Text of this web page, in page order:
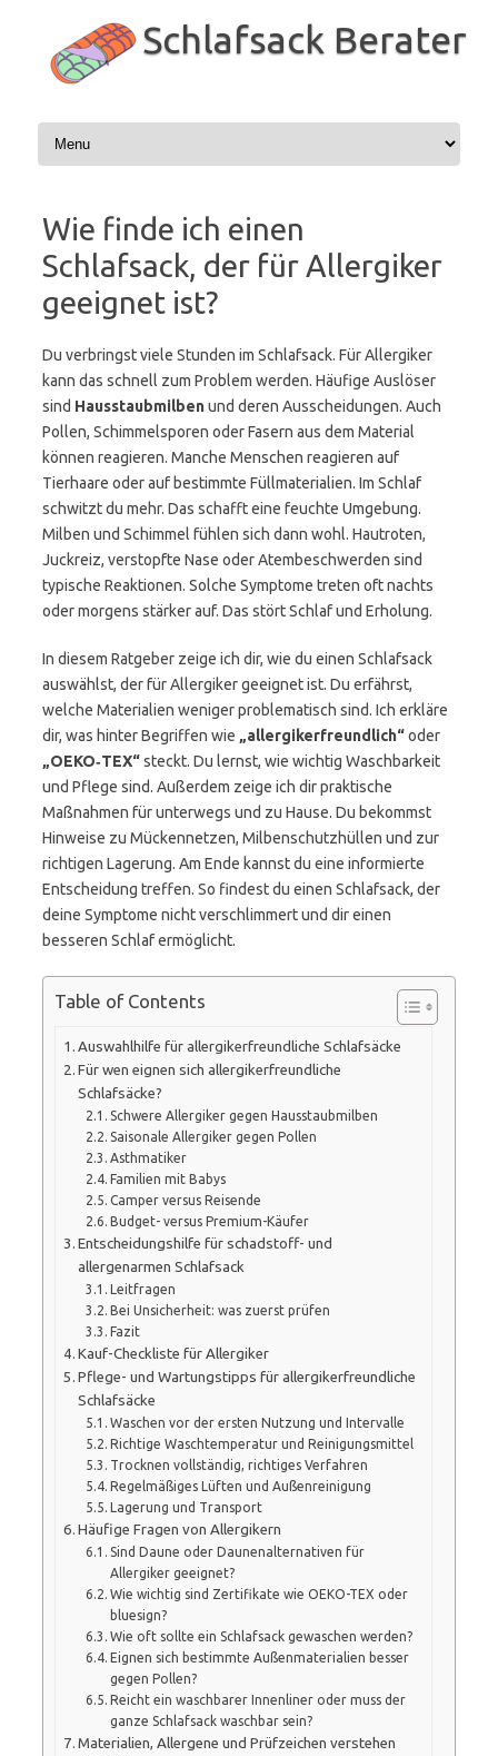
springen
Schlafsack Berater
Wie finde ich einen
Schlafsack, der für Allergiker
geeignet ist?
Du verbringst viele Stunden im Schlafsack. Für Allergiker
kann das schnell zum Problem werden. Häufige Auslöser
sind Hausstaubmilbenund deren Ausscheidungen. Auch
Pollen, Schimmelsporen oder Fasern aus dem Material
können reagieren. Manche Menschen reagieren auf
Tierhaare oder auf bestimmte Füllmaterialien. Im Schlaf
schwitzt du mehr. Das schafft eine feuchte Umgebung.
Milben und Schimmel fühlen sich dann wohl. Hautroten,
Juckreiz, verstopfte Nase oder Atembeschwerden sind
typische Reaktionen. Solche Symptome treten oft nachts
oder morgens stärker auf. Das stört Schlaf und Erholung.
In diesem Ratgeber zeige ich dir, wie du einen Schlafsack
auswählst, der für Allergiker geeignet ist. Du erfährst,
welche Materialien weniger problematisch sind. Ich erkläre
dir, was hinter Begriffen wie „allergikerfreundlich“oder
„OEKO‑TEX“steckt. Du lernst, wie wichtig Waschbarkeit
und Pflege sind. Außerdem zeige ich dir praktische
Maßnahmen für unterwegs und zu Hause. Du bekommst
Hinweise zu Mückennetzen, Milbenschutzhüllen und zur
richtigen Lagerung. Am Ende kannst du eine informierte
Entscheidung treffen. So findest du einen Schlafsack, der
deine Symptome nicht verschlimmert und dir einen
besseren Schlaf ermöglicht.
Table of Contents
Auswahlhilfe für allergikerfreundliche Schlafsäcke
Für wen eignen sich allergikerfreundliche
Schlafsäcke?
Schwere Allergiker gegen Hausstaubmilben
Saisonale Allergiker gegen Pollen
Asthmatiker
Familien mit Babys
Camper versus Reisende
Budget- versus Premium-Käufer
Entscheidungshilfe für schadstoff- und
allergenarmen Schlafsack
Leitfragen
Bei Unsicherheit: was zuerst prüfen
Fazit
Kauf-Checkliste für Allergiker
Pflege- und Wartungstipps für allergikerfreundliche
Schlafsäcke
Waschen vor der ersten Nutzung und Intervalle
Richtige Waschtemperatur und Reinigungsmittel
Trocknen vollständig, richtiges Verfahren
Regelmäßiges Lüften und Außenreinigung
Lagerung und Transport
Häufige Fragen von Allergikern
Sind Daune oder Daunenalternativen für
Allergiker geeignet?
Wie wichtig sind Zertifikate wie OEKO-TEX oder
bluesign?
Wie oft sollte ein Schlafsack gewaschen werden?
Eignen sich bestimmte Außenmaterialien besser
gegen Pollen?
Reicht ein waschbarer Innenliner oder muss der
ganze Schlafsack waschbar sein?
Materialien, Allergene und Prüfzeichen verstehen